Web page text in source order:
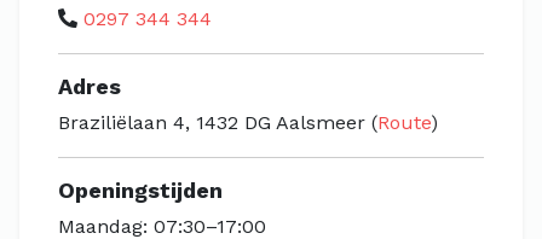
0297 344 344
Adres
Braziliëlaan 4, 1432 DG Aalsmeer (Route)
Openingstijden
Maandag: 07:30–17:00